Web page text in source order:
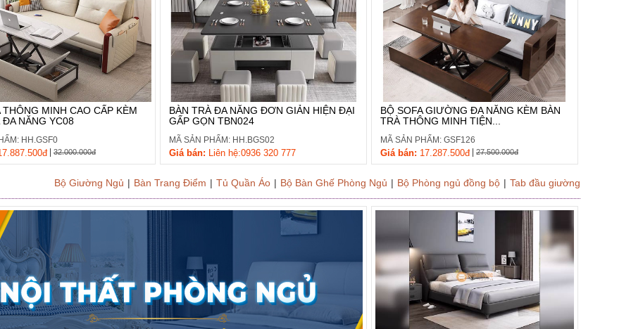
THÔNG MINH CAO CẤP KÈM
ĐA NĂNG YC08
HH.GSF0
| 32.000.000đ
BÀN TRÀ ĐA NĂNG ĐƠN GIẢN HIỆN ĐẠI
GẤP GỌN TBN024
MÃ SẢN PHẨM: HH.BGS02
Giá bán: Liên hệ:0936 320 777
BỘ SOFA GIƯỜNG ĐA NĂNG KÈM BÀN
TRÀ THÔNG MINH TIỆN...
MÃ SẢN PHẨM: GSF126
Giá bán: 17.287.500đ| 27.500.000đ
Bộ Giường Ngủ | Bàn Trang Điểm | Tủ Quần Áo | Bộ Bàn Ghế Phòng Ngủ | Bộ Phòng ngủ đồng bộ | Tab đầu giường